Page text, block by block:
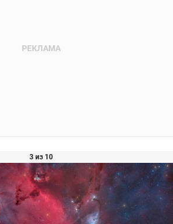
3 из 10